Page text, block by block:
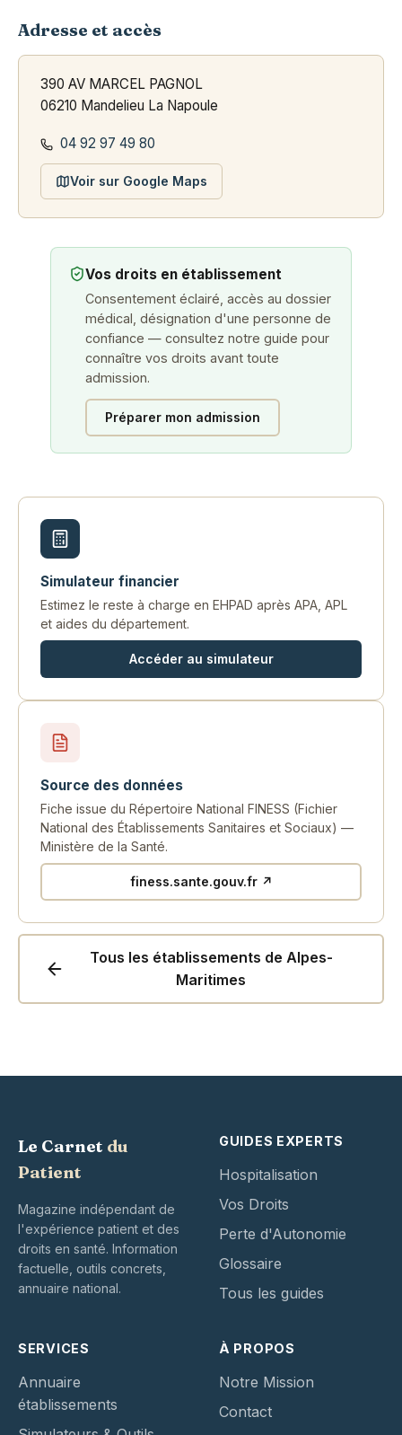
Adresse et accès
390 AV MARCEL PAGNOL
06210 Mandelieu La Napoule
04 92 97 49 80
Voir sur Google Maps
Vos droits en établissement
Consentement éclairé, accès au dossier
médical, désignation d'une personne de
confiance — consultez notre guide pour
connaître vos droits avant toute
admission.
Préparer mon admission
Simulateur financier
Estimez le reste à charge en EHPAD après APA, APL
et aides du département.
Accéder au simulateur
Source des données
Fiche issue du Répertoire National FINESS (Fichier
National des Établissements Sanitaires et Sociaux) —
Ministère de la Santé.
finess.sante.gouv.fr ↗
Tous les établissements de Alpes-
Maritimes
Le Carnet du
Patient
Magazine indépendant de
l'expérience patient et des
droits en santé. Information
factuelle, outils concrets,
annuaire national.
GUIDES EXPERTS
Hospitalisation
Vos Droits
Perte d'Autonomie
Glossaire
Tous les guides
SERVICES
Annuaire
établissements
À PROPOS
Notre Mission
Contact